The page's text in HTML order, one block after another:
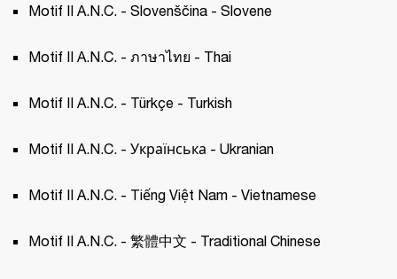
Motif II A.N.C. - Slovenščina - Slovene
Motif II A.N.C. - ภาษาไทย - Thai
Motif II A.N.C. - Türkçe - Turkish
Motif II A.N.C. - Українська - Ukranian
Motif II A.N.C. - Tiếng Việt Nam - Vietnamese
Motif II A.N.C. - 繁體中文 - Traditional Chinese